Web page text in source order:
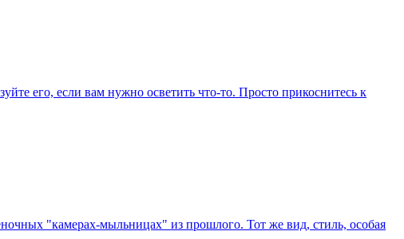
его, если вам нужно осветить что-то. Просто прикоснитесь к
"камерах-мыльницах" из прошлого. Тот же вид, стиль, особая